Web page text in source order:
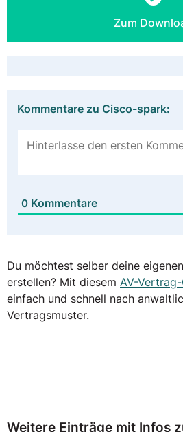
Zum
Kommentare zu Cisco-spark:
0 Kommentare
Du möchtest selber deine
erstellen? Mit diesem AV-
einfach und schnell nach
Vertragsmuster.
Weitere Einträge mit Infos